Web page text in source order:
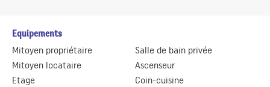
Equipements
Mitoyen propriétaire
Mitoyen locataire
Etage
Salle de bain privée
Ascenseur
Coin-cuisine